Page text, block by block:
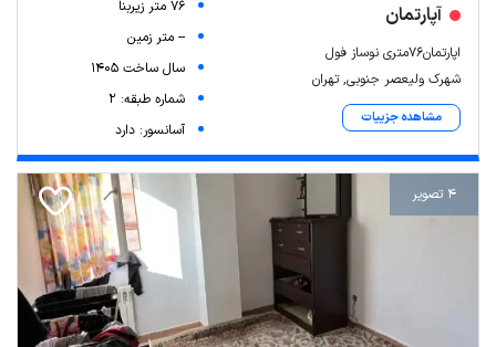
آپارتمان
اپارتمان76متری نوساز فول
شهرک ولیعصر جنوبی, تهران
مشاهده جزییات
76 متر زیربنا
-- متر زمین
سال ساخت 1405
شماره طبقه: 2
آسانسور: دارد
4 تصویر